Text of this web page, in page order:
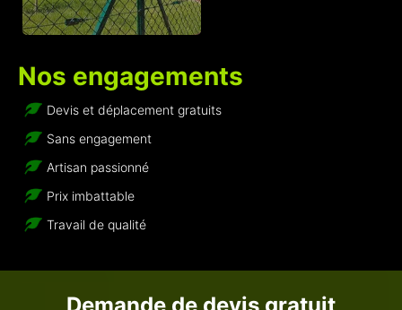
Nos engagements
Devis et déplacement gratuits
Sans engagement
Artisan passionné
Prix imbattable
Travail de qualité